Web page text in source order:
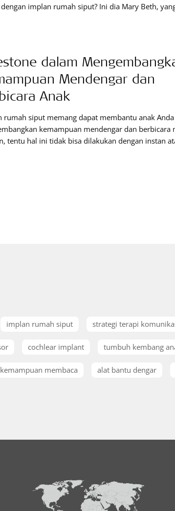
implan rumah siput? Ini dia Mary Beth,
dalam
Mendengar dan
Anak
rumah siput memang dapat membantu anak
kemampuan mendengar dan berbicara
tentu hal ini tidak bisa dilakukan dengan instan
implan rumah siput strategi terapi
cochlear implant tumbuh kembang
kemampuan membaca alat bantu dengar